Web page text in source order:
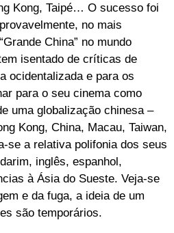
Kong, Taipé… O sucesso foi
no mais
China” no mundo
isentado de críticas de
ocidentalizada e para os
para o seu cinema como
uma globalização chinesa –
Kong, China, Macau, Taiwan,
se a relativa polifonia dos seus
inglês, espanhol,
à Ásia do Sueste. Veja-se
e da fuga, a ideia de um
são temporários.